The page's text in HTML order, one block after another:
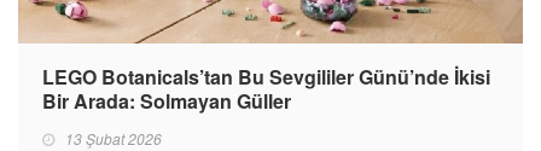
LEGO Botanicals’tan Bu Sevgililer Günü’nde İkisi
Bir Arada: Solmayan Güller
13 Şubat 2026